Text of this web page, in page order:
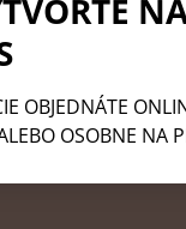
OBJEDNÁTE
OSOBNE NA